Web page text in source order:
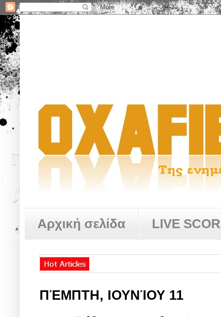
Αρχική σελίδα LIVE
ΠΈΜΠΤΗ, ΙΟΥΝΊΟΥ 11